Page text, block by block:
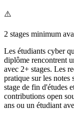
⚠️
2 stages minimum
Les étudiants cyber
diplôme rencontrent
avec 2+ stages. Les
pratique sur les notes
stage de fin d'études
contributions open
ans ou un étudiant